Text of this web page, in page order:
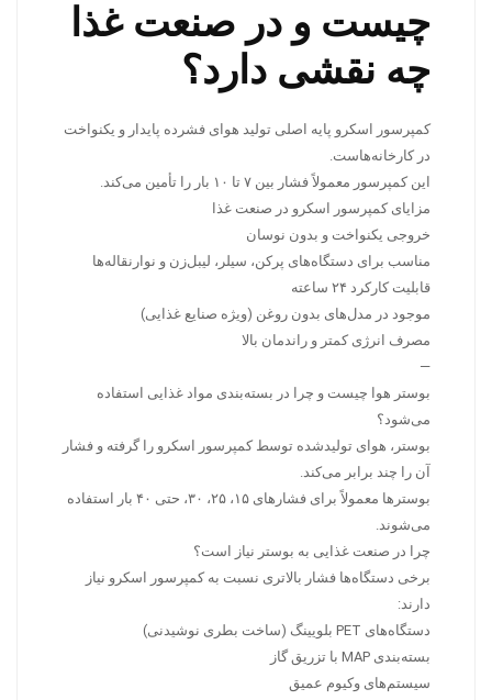
چیست و در صنعت غذا
چه نقشی دارد؟
کمپرسور اسکرو پایه اصلی تولید هوای فشرده پایدار و یکنواخت
در کارخانه‌هاست.
این کمپرسور معمولاً فشار بین ۷ تا ۱۰ بار را تأمین می‌کند.
مزایای کمپرسور اسکرو در صنعت غذا
خروجی یکنواخت و بدون نوسان
مناسب برای دستگاه‌های پرکن، سیلر، لیبل‌زن و نوارنقاله‌ها
قابلیت کارکرد ۲۴ ساعته
موجود در مدل‌های بدون روغن (ویژه صنایع غذایی)
مصرف انرژی کمتر و راندمان بالا
—
بوستر هوا چیست و چرا در بسته‌بندی مواد غذایی استفاده
می‌شود؟
بوستر، هوای تولیدشده توسط کمپرسور اسکرو را گرفته و فشار
آن را چند برابر می‌کند.
بوسترها معمولاً برای فشارهای ۱۵، ۲۵، ۳۰، حتی ۴۰ بار استفاده
می‌شوند.
چرا در صنعت غذایی به بوستر نیاز است؟
برخی دستگاه‌ها فشار بالاتری نسبت به کمپرسور اسکرو نیاز
دارند:
دستگاه‌های PET بلویینگ (ساخت بطری نوشیدنی)
بسته‌بندی MAP با تزریق گاز
سیستم‌های وکیوم عمیق